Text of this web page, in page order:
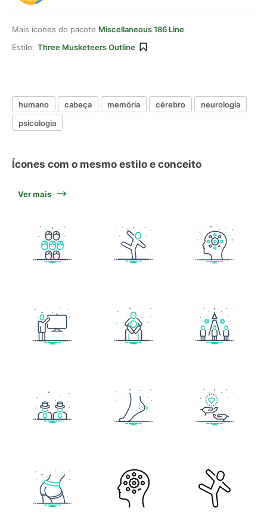
Mais ícones do pacote Miscellaneous 186 Line
Estilo: Three Musketeers Outline
humano cabeça memória cérebro
neurologia
psicologia
Ícones com o mesmo estilo e conceito
Ver mais